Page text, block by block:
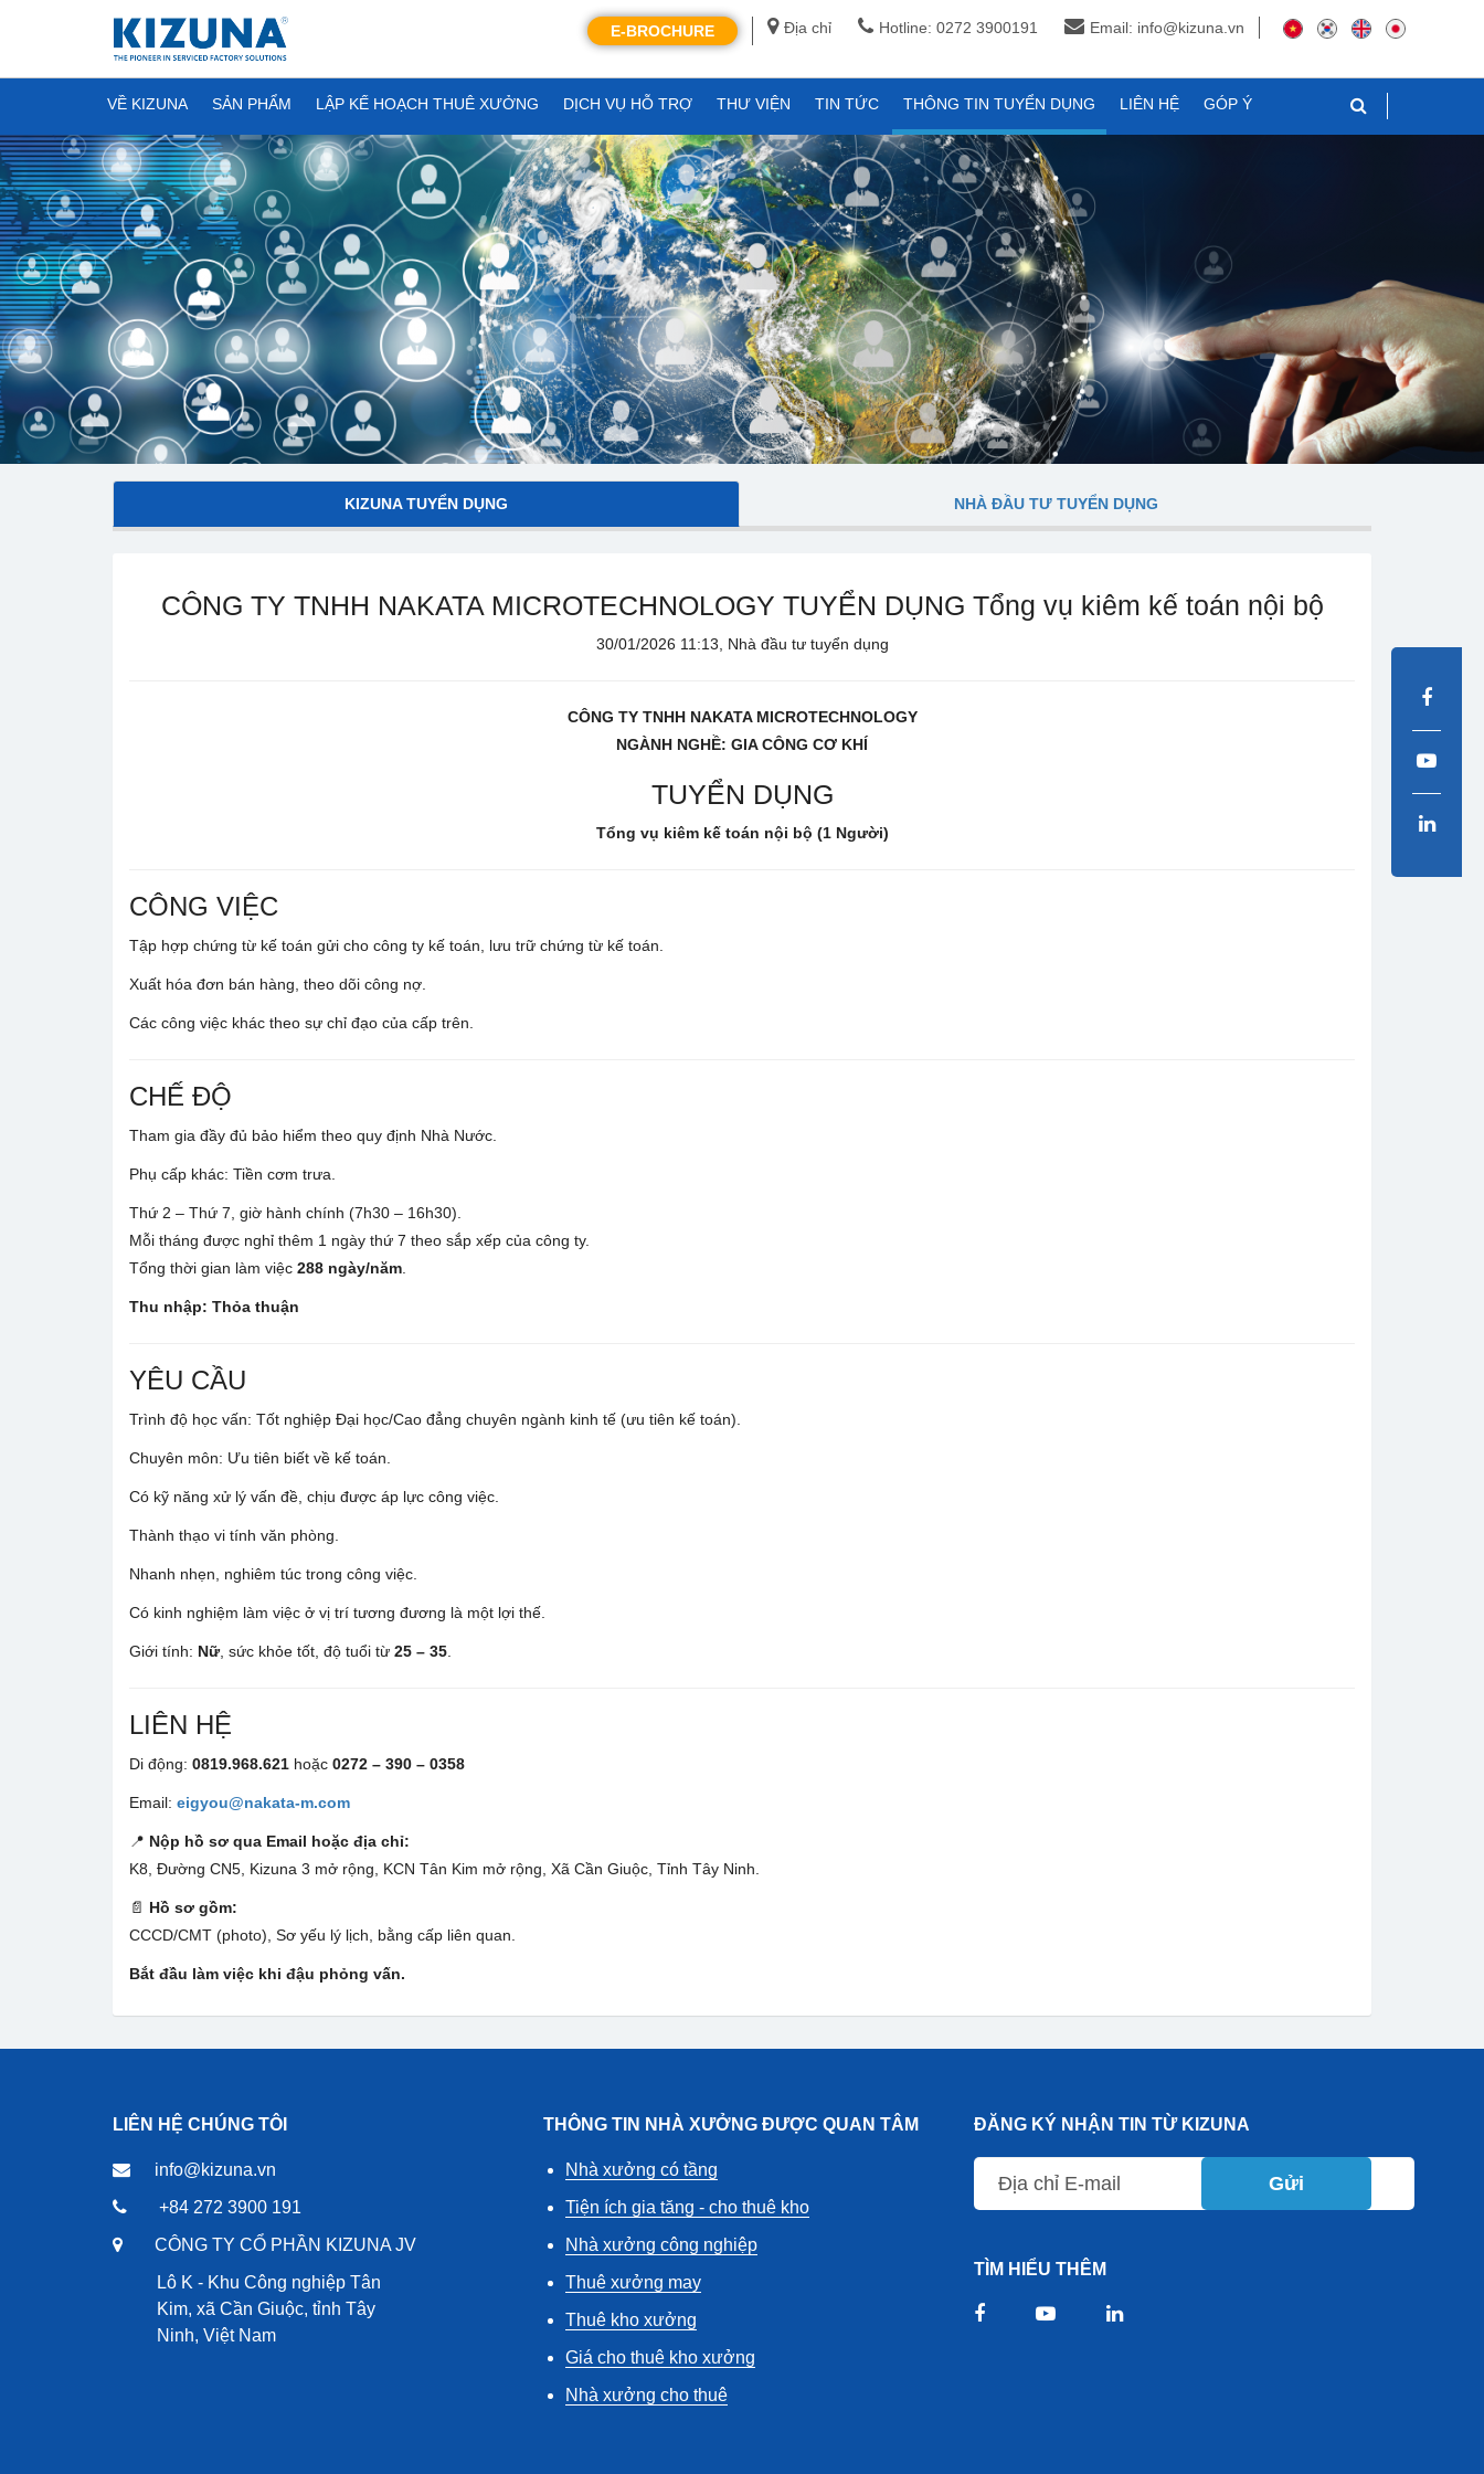
Địa chỉ Hotline: 0272 3900191 Email: info@kizuna.vn
E-BROCHURE
VỀ KIZUNA SẢN PHẨM LẬP KẾ HOẠCH THUÊ XƯỞNG DỊCH VỤ HỖ TRỢ THƯ VIỆN TIN TỨC THÔNG TIN TUYỂN DỤNG LIÊN HỆ GÓP Ý
KIZUNA TUYỂN DỤNG NHÀ ĐẦU TƯ TUYỂN DỤNG
CÔNG TY TNHH NAKATA MICROTECHNOLOGY TUYỂN DỤNG Tổng vụ kiêm kế toán nội bộ
30/01/2026 11:13, Nhà đầu tư tuyển dụng
CÔNG TY TNHH NAKATA MICROTECHNOLOGY
NGÀNH NGHỀ: GIA CÔNG CƠ KHÍ
TUYỂN DỤNG
Tổng vụ kiêm kế toán nội bộ (1 Người)
CÔNG VIỆC
Tập hợp chứng từ kế toán gửi cho công ty kế toán, lưu trữ chứng từ kế toán.
Xuất hóa đơn bán hàng, theo dõi công nợ.
Các công việc khác theo sự chỉ đạo của cấp trên.
CHẾ ĐỘ
Tham gia đầy đủ bảo hiểm theo quy định Nhà Nước.
Phụ cấp khác: Tiền cơm trưa.
Thứ 2 – Thứ 7, giờ hành chính (7h30 – 16h30).
Mỗi tháng được nghỉ thêm 1 ngày thứ 7 theo sắp xếp của công ty.
Tổng thời gian làm việc 288 ngày/năm
Thu nhập: Thỏa thuận
YÊU CẦU
Trình độ học vấn: Tốt nghiệp Đại học/Cao đẳng chuyên ngành kinh tế (ưu tiên kế toán).
Chuyên môn: Ưu tiên biết về kế toán.
Có kỹ năng xử lý vấn đề, chịu được áp lực công việc.
Thành thạo vi tính văn phòng.
Nhanh nhẹn, nghiêm túc trong công việc.
Có kinh nghiệm làm việc ở vị trí tương đương là một lợi thế.
Giới tính: Nữ, sức khỏe tốt, độ tuổi từ 25 – 35
LIÊN HỆ
Di động: 0819.968.621 hoặc 0272 – 390 – 0358
Email: eigyou@nakata-m.com
📍 Nộp hồ sơ qua Email hoặc địa chỉ:
K8, Đường CN5, Kizuna 3 mở rộng, KCN Tân Kim mở rộng, Xã Cần Giuộc, Tỉnh Tây Ninh.
📄 Hồ sơ gồm:
CCCD/CMT (photo), Sơ yếu lý lịch, bằng cấp liên quan.
Bắt đầu làm việc khi đậu phỏng vấn.
LIÊN HỆ CHÚNG TÔI
info@kizuna.vn
+84 272 3900 191
CÔNG TY CỔ PHẦN KIZUNA JV
Lô K - Khu Công nghiệp Tân
Kim, xã Cần Giuộc, tỉnh Tây
Ninh, Việt Nam
THÔNG TIN NHÀ XƯỞNG ĐƯỢC QUAN TÂM
Nhà xưởng có tầng
Tiện ích gia tăng - cho thuê kho
Nhà xưởng công nghiệp
Thuê xưởng may
Thuê kho xưởng
Giá cho thuê kho xưởng
Nhà xưởng cho thuê
ĐĂNG KÝ NHẬN TIN TỪ KIZUNA
Gửi
TÌM HIỂU THÊM